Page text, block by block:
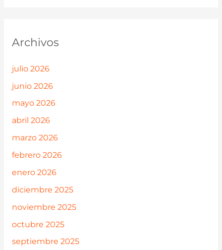
Archivos
julio 2026
junio 2026
mayo 2026
abril 2026
marzo 2026
febrero 2026
enero 2026
diciembre 2025
noviembre 2025
octubre 2025
septiembre 2025